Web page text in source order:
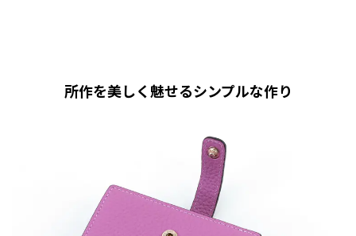
所作を美しく魅せるシンプルな作り